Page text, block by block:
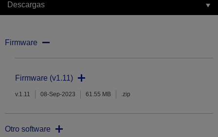
Descargas
Firmware
Firmware (v1.11)
v.1.11 08-Sep-2023 61.55 MB .zip
Otro software